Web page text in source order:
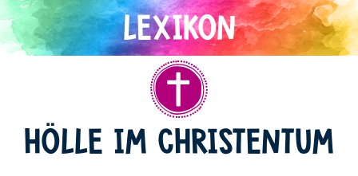
Direkt
zum
Inhalt
HÖLLE IM CHRISTENTUM